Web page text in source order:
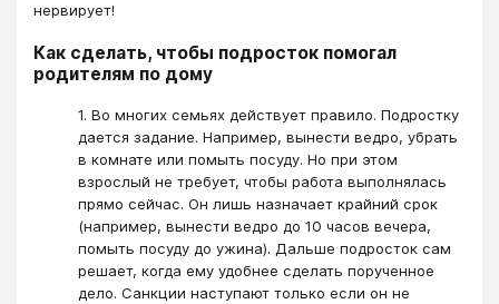
нервирует!
Как сделать, чтобы подросток помогал
родителям по дому
1. Во многих семьях действует правило. Подростку
дается задание. Например, вынести ведро, убрать
в комнате или помыть посуду. Но при этом
взрослый не требует, чтобы работа выполнялась
прямо сейчас. Он лишь назначает крайний срок
(например, вынести ведро до 10 часов вечера,
помыть посуду до ужина). Дальше подросток сам
решает, когда ему удобнее сделать порученное
дело. Санкции наступают только если он не